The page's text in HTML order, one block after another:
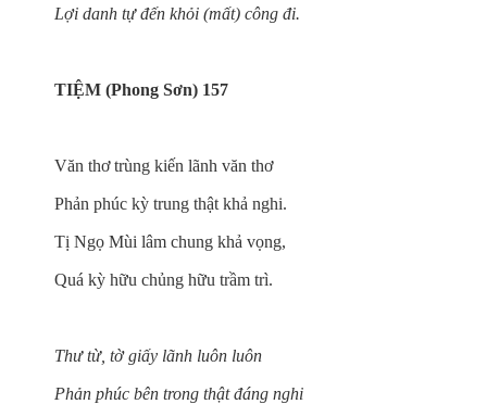
Lợi danh tự đến khỏi (mất) công đi.
TIỆM (Phong Sơn) 157
Văn thơ trùng kiến lãnh văn thơ
Phản phúc kỳ trung thật khả nghi.
Tị Ngọ Mùi lâm chung khả vọng,
Quá kỳ hữu chủng hữu trầm trì.
Thư từ, tờ giấy lãnh luôn luôn
Phản phúc bên trong thật đáng nghi